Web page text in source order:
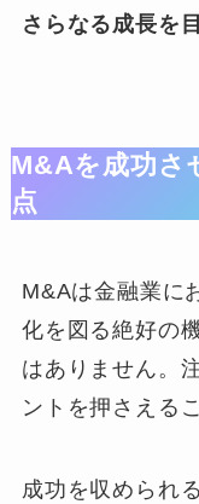
さらなる成長を
M&Aを成功さ
点
M&Aは金融業に
化を図る絶好の
はありません。
ントを押さえる
成功を収められ